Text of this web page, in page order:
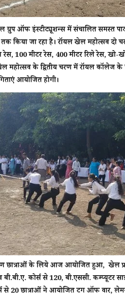
ग्रुप ऑफ इंस्टीट्यूशन्स में संचालित समस्त
किया जा रहा है। राॅयल खेल महोत्सव दो
100 मीटर रेस, 400 मीटर रिले रेस, खो-
महोत्सव के द्वितीय चरण में राॅयल काॅलेज के
आयोजित होगी।
छात्राओं के लिये आज आयोजित हुआ, खेल
कोर्स से 120, बी.एससी. कम्प्यूटर
से 20 छात्राओं ने आयोजित टग ऑफ वार,